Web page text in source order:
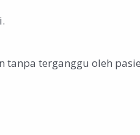
tanpa terganggu oleh